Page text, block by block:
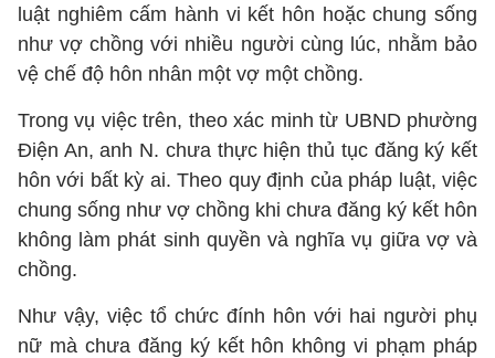
luật nghiêm cấm hành vi kết hôn hoặc chung sống
như vợ chồng với nhiều người cùng lúc, nhằm bảo
vệ chế độ hôn nhân một vợ một chồng.
Trong vụ việc trên, theo xác minh từ UBND phường
Điện An, anh N. chưa thực hiện thủ tục đăng ký kết
hôn với bất kỳ ai. Theo quy định của pháp luật, việc
chung sống như vợ chồng khi chưa đăng ký kết hôn
không làm phát sinh quyền và nghĩa vụ giữa vợ và
chồng.
Như vậy, việc tổ chức đính hôn với hai người phụ
nữ mà chưa đăng ký kết hôn không vi phạm pháp